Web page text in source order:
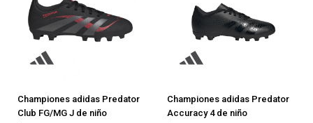
Championes adidas Predator
Club FG/MG J de niño
Championes adidas Predator
Accuracy 4 de niño